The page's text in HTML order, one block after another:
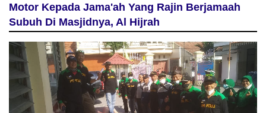
Motor Kepada Jama'ah Yang Rajin Berjamaah
Subuh Di Masjidnya, Al Hijrah